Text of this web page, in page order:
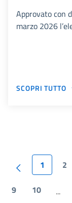
Approvato con
marzo 2026
SCOPRI TUTTO
1 2
9 10 ...